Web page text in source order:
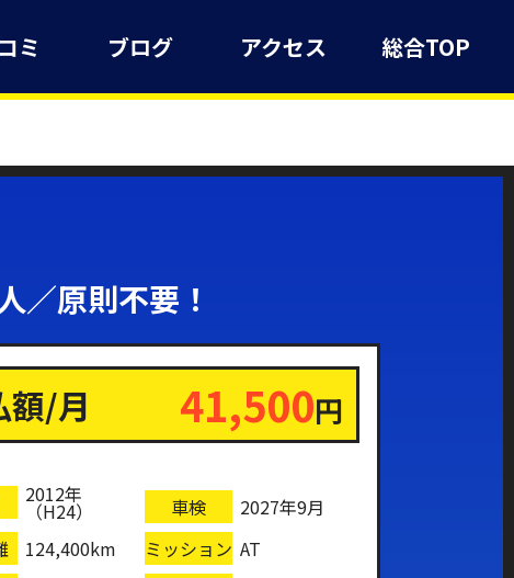
ミ ブログ アクセス 総合TOP
原則不要！
額/月 41,500円
2012年
（H24） 車検
2027年9月
124,400km ミッション AT